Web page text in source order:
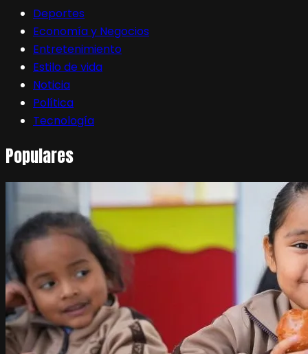
Deportes
Economía y Negocios
Entretenimiento
Estilo de vida
Noticia
Política
Tecnología
Populares